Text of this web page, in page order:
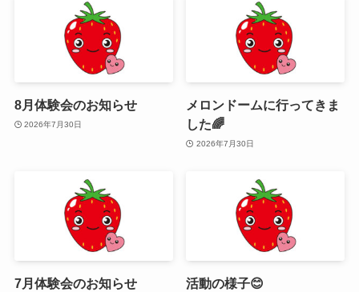
8月体験会のお知らせ
2026年7月30日
メロンドームに行ってきま
した🌈
2026年7月30日
7月体験会のお知らせ 活動の様子😊